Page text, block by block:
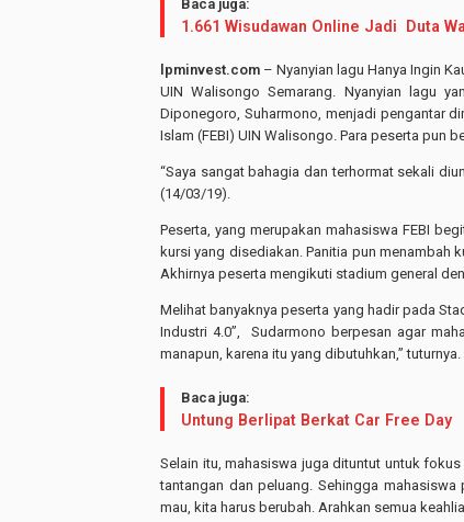
Baca juga:
1.661 Wisudawan Online Jadi Duta
lpminvest.com – Nyanyian lagu Hanya Ingin
UIN Walisongo Semarang. Nyanyian lagu
Diponegoro, Suharmono, menjadi pengantar
Islam (FEBI) UIN Walisongo. Para peserta pun
“Saya sangat bahagia dan terhormat sekali
(14/03/19).
Peserta, yang merupakan mahasiswa FEBI
kursi yang disediakan. Panitia pun menambah
Akhirnya peserta mengikuti stadium general
Melihat banyaknya peserta yang hadir pada
Industri 4.0”, Sudarmono berpesan agar
manapun, karena itu yang dibutuhkan,” tuturnya.
Baca juga:
Untung Berlipat Berkat Car Free Day
Selain itu, mahasiswa juga dituntut untuk
tantangan dan peluang. Sehingga
mau, kita harus berubah. Arahkan semua